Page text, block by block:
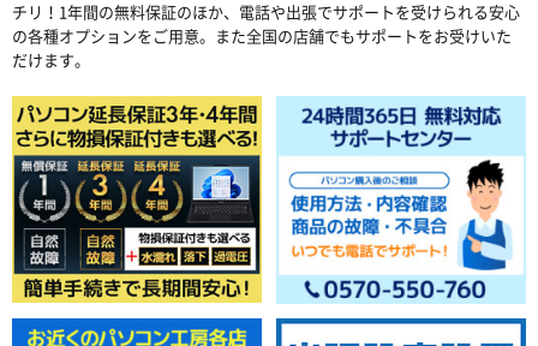
チリ！1年間の無料保証のほか、電話や出張でサポートを受けられる安心
の各種オプションをご用意。また全国の店舗でもサポートをお受けいた
だけます。